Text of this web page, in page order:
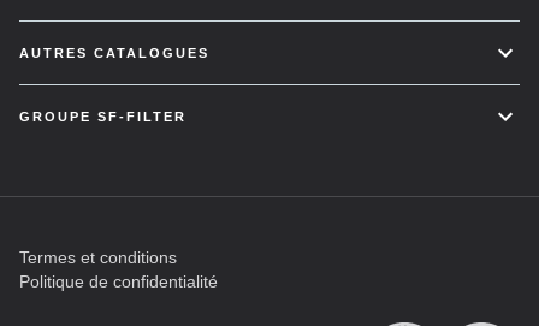
AUTRES CATALOGUES
GROUPE SF-FILTER
Termes et conditions
Politique de confidentialité